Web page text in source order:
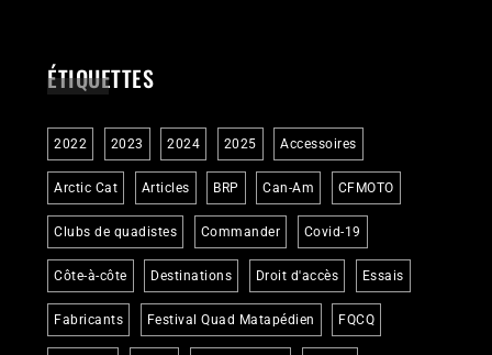
ÉTIQUETTES
2022 2023 2024 2025 Accessoires
Arctic Cat Articles BRP Can-Am CFMOTO
Clubs de quadistes Commander Covid-19
Côte-à-côte Destinations Droit d'accès Essais
Fabricants Festival Quad Matapédien FQCQ